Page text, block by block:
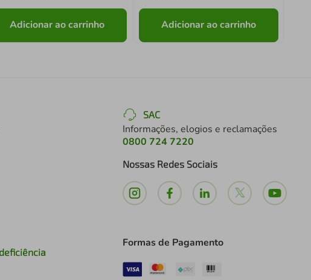
Adicionar ao carrinho Adicionar ao carrinho
SAC
Informações, elogios e reclamações
0800 724 7220
Nossas Redes Sociais
Formas de Pagamento